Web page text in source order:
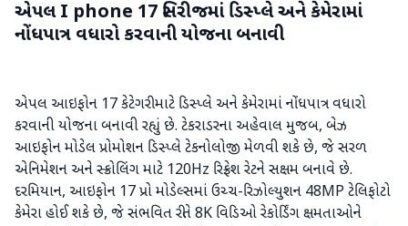
એપલ I phone 17 સિરીજમાં ડિસ્પ્લે અને કેમેરામાં
નોંધપાત્ર વધારો કરવાની યોજના બનાવી
એપલ આઇફોન 17 કેટેગરી માટે ડિસ્પ્લે અને કેમેરામાં નોંધપાત્ર વધારો
કરવાની યોજના બનાવી રહ્યું છે. ટેકરાડરના અહેવાલ મુજબ, બેઝ
આઇફોન મોડેલ પ્રોમોશન ડિસ્પ્લે ટેકનોલોજી મેળવી શકે છે, જે સરળ
એનિમેશન અને સ્ક્રોલિંગ માટે 120Hz રિફ્રેશ રેટને સક્ષમ બનાવે છે.
દરમિયાન, આઇફોન 17 પ્રો મોડેલ્સમાં ઉચ્ચ-રિઝોલ્યુશન 48MP ટેલિફોટો
કેમેરા હોઈ શકે છે, જે સંભવિત રીતે 8K વિડિઓ રેકોર્ડિંગ ક્ષમતાઓને